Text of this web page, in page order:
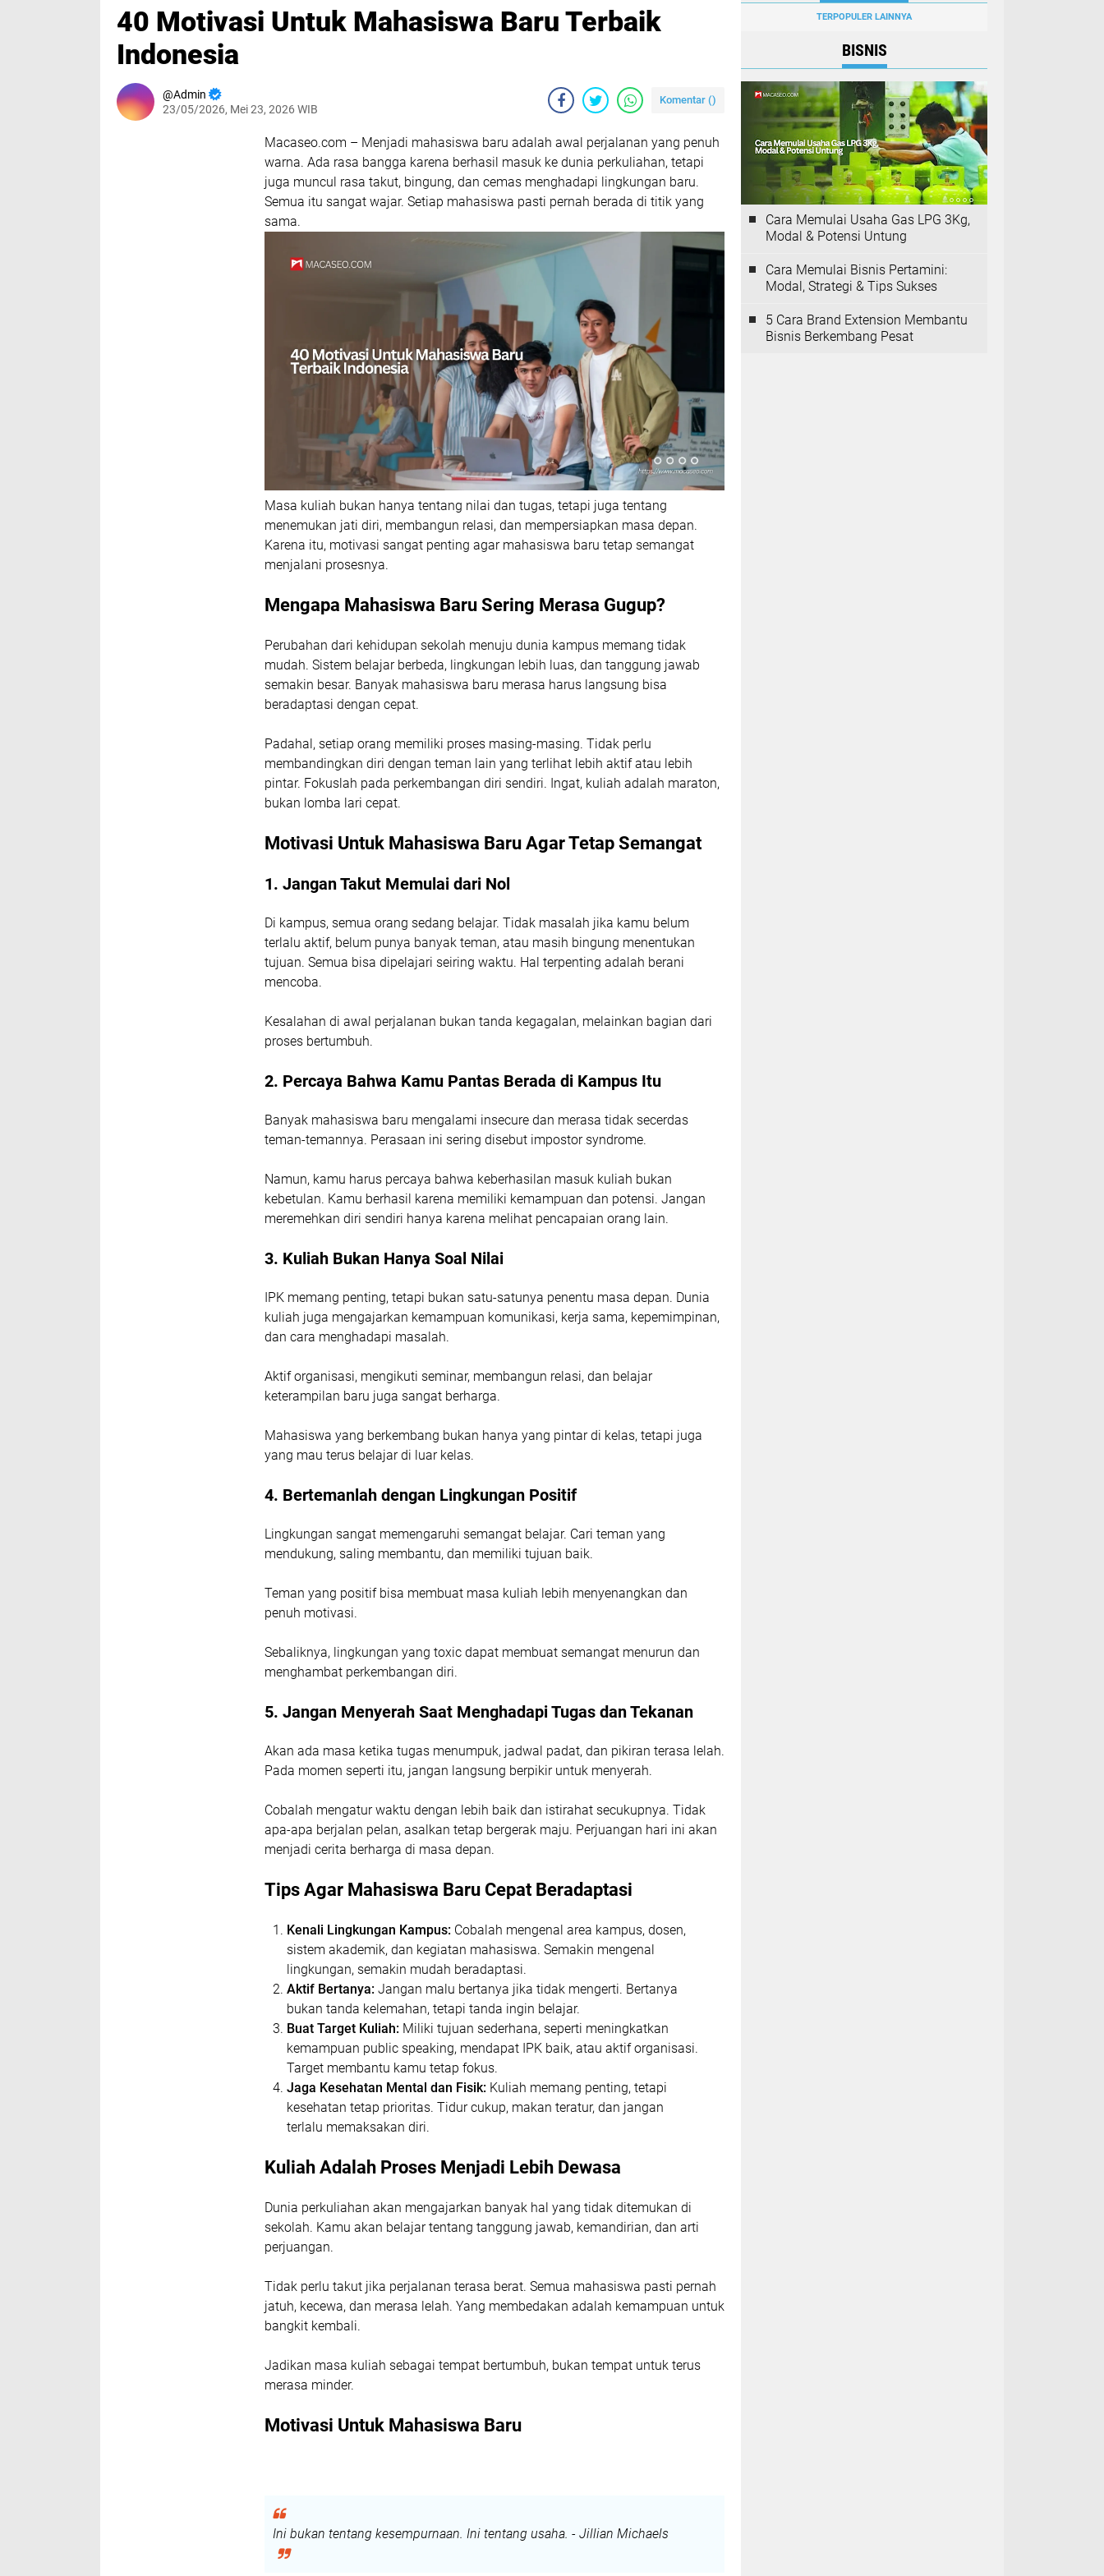
40 Motivasi Untuk Mahasiswa Baru Terbaik
Indonesia
Admin
23/05/2026, Mei 23, 2026 WIB
Komentar ()
Macaseo.com – Menjadi mahasiswa baru adalah awal perjalanan yang penuh
warna. Ada rasa bangga karena berhasil masuk ke dunia perkuliahan, tetapi
juga muncul rasa takut, bingung, dan cemas menghadapi lingkungan baru.
Semua itu sangat wajar. Setiap mahasiswa pasti pernah berada di titik yang
sama.
Masa kuliah bukan hanya tentang nilai dan tugas, tetapi juga tentang
menemukan jati diri, membangun relasi, dan mempersiapkan masa depan.
Karena itu, motivasi sangat penting agar mahasiswa baru tetap semangat
menjalani prosesnya.
Mengapa Mahasiswa Baru Sering Merasa Gugup?
Perubahan dari kehidupan sekolah menuju dunia kampus memang tidak
mudah. Sistem belajar berbeda, lingkungan lebih luas, dan tanggung jawab
semakin besar. Banyak mahasiswa baru merasa harus langsung bisa
beradaptasi dengan cepat.
Padahal, setiap orang memiliki proses masing-masing. Tidak perlu
membandingkan diri dengan teman lain yang terlihat lebih aktif atau lebih
pintar. Fokuslah pada perkembangan diri sendiri. Ingat, kuliah adalah maraton,
bukan lomba lari cepat.
Motivasi Untuk Mahasiswa Baru Agar Tetap Semangat
1. Jangan Takut Memulai dari Nol
Di kampus, semua orang sedang belajar. Tidak masalah jika kamu belum
terlalu aktif, belum punya banyak teman, atau masih bingung menentukan
tujuan. Semua bisa dipelajari seiring waktu. Hal terpenting adalah berani
mencoba.
Kesalahan di awal perjalanan bukan tanda kegagalan, melainkan bagian dari
proses bertumbuh.
2. Percaya Bahwa Kamu Pantas Berada di Kampus Itu
Banyak mahasiswa baru mengalami insecure dan merasa tidak secerdas
teman-temannya. Perasaan ini sering disebut impostor syndrome.
Namun, kamu harus percaya bahwa keberhasilan masuk kuliah bukan
kebetulan. Kamu berhasil karena memiliki kemampuan dan potensi. Jangan
meremehkan diri sendiri hanya karena melihat pencapaian orang lain.
3. Kuliah Bukan Hanya Soal Nilai
IPK memang penting, tetapi bukan satu-satunya penentu masa depan. Dunia
kuliah juga mengajarkan kemampuan komunikasi, kerja sama, kepemimpinan,
dan cara menghadapi masalah.
Aktif organisasi, mengikuti seminar, membangun relasi, dan belajar
keterampilan baru juga sangat berharga.
Mahasiswa yang berkembang bukan hanya yang pintar di kelas, tetapi juga
yang mau terus belajar di luar kelas.
4. Bertemanlah dengan Lingkungan Positif
Lingkungan sangat memengaruhi semangat belajar. Cari teman yang
mendukung, saling membantu, dan memiliki tujuan baik.
Teman yang positif bisa membuat masa kuliah lebih menyenangkan dan
penuh motivasi.
Sebaliknya, lingkungan yang toxic dapat membuat semangat menurun dan
menghambat perkembangan diri.
5. Jangan Menyerah Saat Menghadapi Tugas dan Tekanan
Akan ada masa ketika tugas menumpuk, jadwal padat, dan pikiran terasa lelah.
Pada momen seperti itu, jangan langsung berpikir untuk menyerah.
Cobalah mengatur waktu dengan lebih baik dan istirahat secukupnya. Tidak
apa-apa berjalan pelan, asalkan tetap bergerak maju. Perjuangan hari ini akan
menjadi cerita berharga di masa depan.
Tips Agar Mahasiswa Baru Cepat Beradaptasi
Kenali Lingkungan Kampus: Cobalah mengenal area kampus, dosen,
sistem akademik, dan kegiatan mahasiswa. Semakin mengenal
lingkungan, semakin mudah beradaptasi.
Aktif Bertanya: Jangan malu bertanya jika tidak mengerti. Bertanya
bukan tanda kelemahan, tetapi tanda ingin belajar.
Buat Target Kuliah: Miliki tujuan sederhana, seperti meningkatkan
kemampuan public speaking, mendapat IPK baik, atau aktif organisasi.
Target membantu kamu tetap fokus.
Jaga Kesehatan Mental dan Fisik: Kuliah memang penting, tetapi
kesehatan tetap prioritas. Tidur cukup, makan teratur, dan jangan
terlalu memaksakan diri.
Kuliah Adalah Proses Menjadi Lebih Dewasa
Dunia perkuliahan akan mengajarkan banyak hal yang tidak ditemukan di
sekolah. Kamu akan belajar tentang tanggung jawab, kemandirian, dan arti
perjuangan.
Tidak perlu takut jika perjalanan terasa berat. Semua mahasiswa pasti pernah
jatuh, kecewa, dan merasa lelah. Yang membedakan adalah kemampuan untuk
bangkit kembali.
Jadikan masa kuliah sebagai tempat bertumbuh, bukan tempat untuk terus
merasa minder.
Motivasi Untuk Mahasiswa Baru
Ini bukan tentang kesempurnaan. Ini tentang usaha. - Jillian Michaels
TERPOPULER LAINNYA
BISNIS
Cara Memulai Usaha Gas LPG 3Kg,
Modal & Potensi Untung
Cara Memulai Bisnis Pertamini:
Modal, Strategi & Tips Sukses
5 Cara Brand Extension Membantu
Bisnis Berkembang Pesat